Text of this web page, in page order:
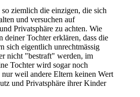
ziemlich die einzigen, die sich
und versuchen auf
Privatsphäre zu achten. Wie
deiner Tochter erklären, dass die
sich eigentlich unrechtmässig
nicht "bestraft" werden, im
Tochter wird sogar noch
nur weil andere Eltern keinen Wert
und Privatsphäre ihrer Kinder